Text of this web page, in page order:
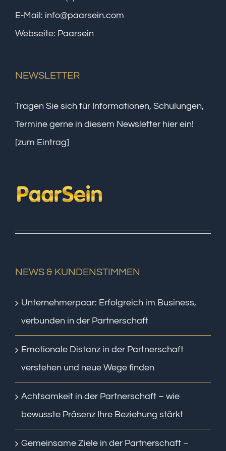
E-Mail: info@paarsein.com
Webseite: Paarsein
NEWSLETTER
Tragen Sie sich für Informationen, Schulungen,
Termine gerne in diesem Newsletter hier ein!
[zum Eintrag]
NEWS & KUNDENSTIMMEN
Unternehmerpaar: Erfolgreich im Business,
verbunden in der Partnerschaft
Emotionale Distanz in der Partnerschaft
verstehen und neue Wege finden
Achtsamkeit in der Partnerschaft – wie
bewusste Präsenz Ihre Beziehung stärkt
Gemeinsame Ziele in der Partnerschaft –